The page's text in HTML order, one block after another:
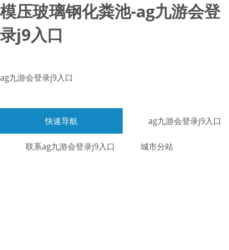
模压玻璃钢化粪池-ag九游会登
录j9入口
ag九游会登录j9入口
快速导航 ag九游会登录j9入口
联系ag九游会登录j9入口 城市分站